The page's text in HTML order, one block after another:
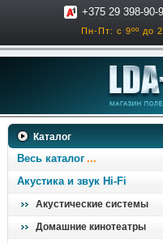
+375 29 398-90-
Пн-Пт: с 9ºº до
Каталог
Весь каталог
Акустика и звук Hi-Fi
Акустические системы
Домашние кинотеатры